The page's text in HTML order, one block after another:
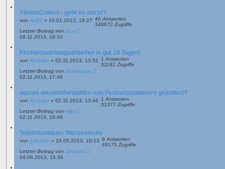
ViennaCollect - geht es noch!?
von ray81 » 10.01.2013, 18:27 40 Antworten
148672 Zugriffe
Letzter Beitrag von brus
08.11.2013, 16:10
Festnetzwartungsarbeiten in gut 10 Tagen!
von Mr.Dailer » 02.11.2013, 13:52 1 Antworten
31182 Zugriffe
Letzter Beitrag von bluepepper
02.11.2013, 17:48
warum werdenVorwahlen von Festnetzanbietern geändert?
von Mr.Dailer » 02.11.2013, 13:46 1 Antworten
31377 Zugriffe
Letzter Beitrag von eigs
02.11.2013, 16:46
Telefonanbieter Werbeanrufe
von galoppel » 24.05.2013, 10:13 9 Antworten
49175 Zugriffe
Letzter Beitrag von Cheinzle
04.06.2013, 15:36